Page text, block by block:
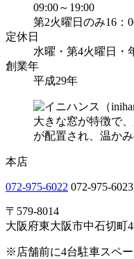
09:00～19:00
第2火曜日のみ16：
定休日
水曜・第4火曜日・
創業年
平成29年
本店
072-975-6022 072-975-6023
〒579-8014
大阪府東大阪市中石切町
※店舗前に4台駐車スペー